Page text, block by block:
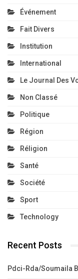
Événement
Fait Divers
Institution
International
Le Journal Des
Non Classé
Politique
Région
Réligion
Santé
Société
Sport
Technology
Recent Posts
Pdci-Rda/Soumaila